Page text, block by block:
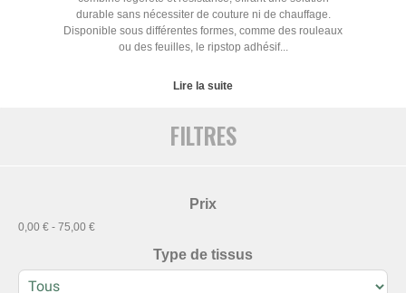
FILTRES
Prix
0,00 € - 75,00 €
Type de tissus
durable sans nécessiter de couture ni de chauffage.
Disponible sous différentes formes, comme des rouleaux
ou des feuilles, le ripstop adhésif...
Lire la suite